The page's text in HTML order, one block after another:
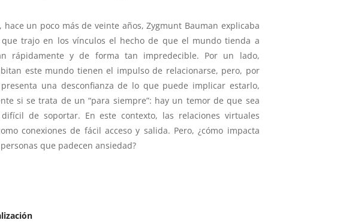
hace un poco más de veinte años, Zygmunt Bauman explicaba
trajo en los vínculos el hecho de que el mundo tienda a
rápidamente y de forma tan impredecible. Por un lado,
este mundo tienen el impulso de relacionarse, pero, por
una desconfianza de lo que puede implicar estarlo,
si se trata de un “para siempre”: hay un temor de que sea
de soportar. En este contexto, las relaciones virtuales
conexiones de fácil acceso y salida. Pero, ¿cómo impacta
que padecen ansiedad?